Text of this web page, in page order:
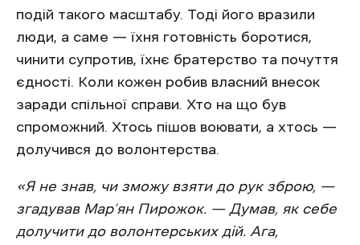
подій такого масштабу. Тоді його вразили
люди, а саме — їхня готовність боротися,
чинити супротив, їхнє братерство та почуття
єдності. Коли кожен робив власний внесок
заради спільної справи. Хто на що був
спроможний. Хтось пішов воювати, а хтось —
долучився до волонтерства.
«Я не знав, чи зможу взяти до рук зброю, —
згадував Мар’ян Пирожок. — Думав, як себе
долучити до волонтерських дій. Ага,